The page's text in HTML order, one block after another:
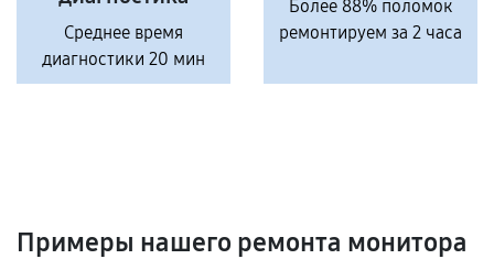
Среднее время
диагностики 20 мин
Более 88% поломок
ремонтируем за 2 часа
Примеры нашего ремонта монитора